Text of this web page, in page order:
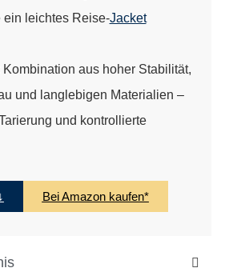
ein leichtes Reise-Jacket
aus hoher Stabilität,
und langlebigen Materialien –
und kontrollierte
Bei Amazon kaufen*